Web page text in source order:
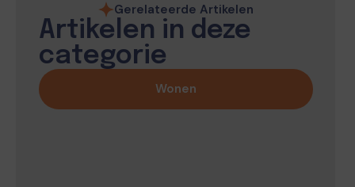
Gerelateerde Artikelen
Artikelen in deze
categorie
Wonen